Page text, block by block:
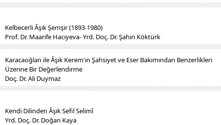
Kelbecerli Âşık Şemşir (1893-1980)
Prof. Dr. Maarife Hacıyeva- Yrd. Doç. Dr. Şahin Köktürk
Karacaoğlan ile Âşık Kerem'in Şahsiyet ve Eser Bakımından Benzerlikleri
Üzerine Bir Değerlendirme
Doç. Dr. Ali Duymaz
Kendi Dilinden Âşık Sefil Selimî
Yrd. Doç. Dr. Doğan Kaya